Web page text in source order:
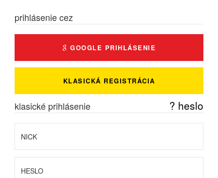
prihlásenie cez
GOOGLE PRIHLÁSENIE
KLASICKÁ REGISTRÁCIA
klasické prihlásenie ? heslo